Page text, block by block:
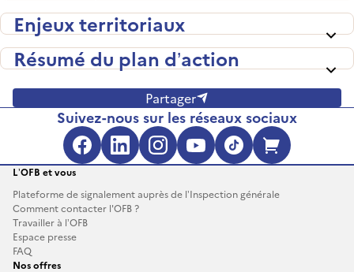
Enjeux territoriaux
Résumé du plan d’action
Partager
Suivez-nous sur les réseaux sociaux
Facebook (s'ouvre dans une
LinkedIn (s'ouvre dans
Instagram (s'ouvre
YouTube
TikTok
L’OFB et vous
Plateforme de signalement auprès de l’Inspection générale
Comment contacter l'OFB ?
Travailler à l’OFB
Espace presse
FAQ
Nos offres